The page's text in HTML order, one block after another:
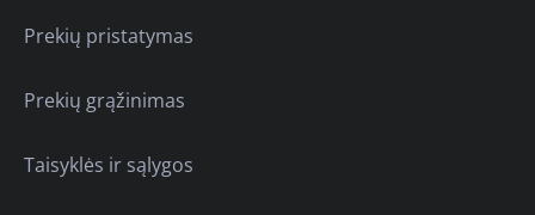
Prekių pristatymas
Prekių grąžinimas
Taisyklės ir sąlygos